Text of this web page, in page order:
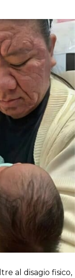
al disagio fisico,